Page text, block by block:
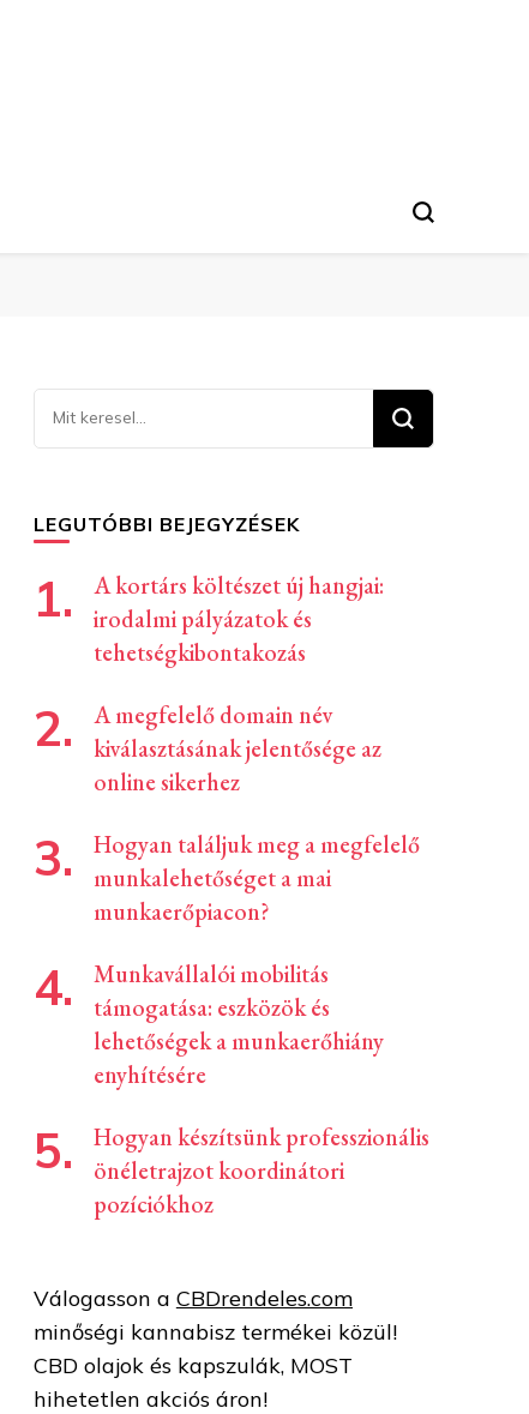
Keresel
valamit?
LEGUTÓBBI BEJEGYZÉSEK
A kortárs költészet új hangjai:
irodalmi pályázatok és
tehetségkibontakozás
A megfelelő domain név
kiválasztásának jelentősége az
online sikerhez
Hogyan találjuk meg a megfelelő
munkalehetőséget a mai
munkaerőpiacon?
Munkavállalói mobilitás
támogatása: eszközök és
lehetőségek a munkaerőhiány
enyhítésére
Hogyan készítsünk professzionális
önéletrajzot koordinátori
pozíciókhoz
Válogasson a CBDrendeles.com
minőségi kannabisz termékei közül!
CBD olajok és kapszulák, MOST
hihetetlen akciós áron!